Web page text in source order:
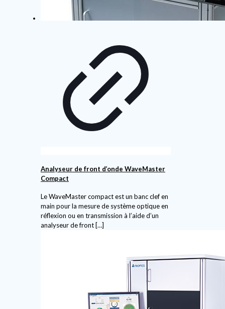
Analyseur de front d’onde WaveMaster
Compact
Le WaveMaster compact est un banc clef en
main pour la mesure de système optique en
réflexion ou en transmission à l’aide d’un
analyseur de front […]